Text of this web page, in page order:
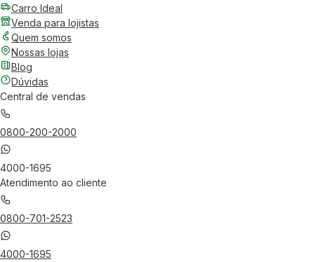
Carro Ideal
Venda para lojistas
Quem somos
Nossas lojas
Blog
Dúvidas
Central de vendas
0800-200-2000
4000-1695
Atendimento ao cliente
0800-701-2523
4000-1695